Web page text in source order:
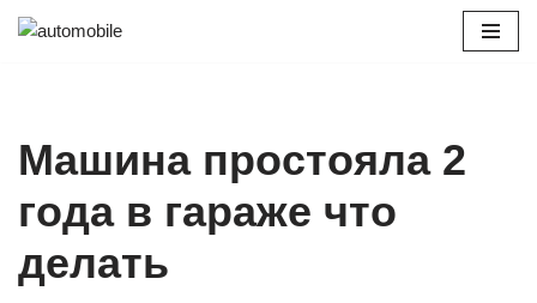
Машина простояла 2
года в гараже что
делать